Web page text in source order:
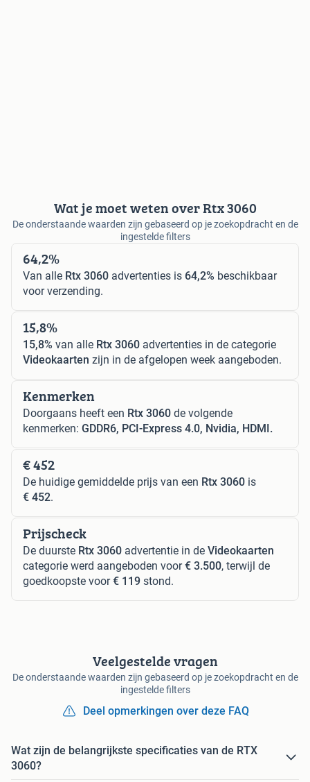
Wat je moet weten over Rtx 3060
De onderstaande waarden zijn gebaseerd op je zoekopdracht en de
ingestelde filters
64,2%
Van alle Rtx 3060 advertenties is 64,2% beschikbaar
voor verzending.
15,8%
15,8% van alle Rtx 3060 advertenties in de categorie
Videokaarten zijn in de afgelopen week aangeboden.
Kenmerken
Doorgaans heeft een Rtx 3060 de volgende
kenmerken: GDDR6, PCI-Express 4.0, Nvidia, HDMI.
€ 452
De huidige gemiddelde prijs van een Rtx 3060 is
€ 452.
Prijscheck
De duurste Rtx 3060 advertentie in de Videokaarten
categorie werd aangeboden voor€ 3.500, terwijl de
goedkoopste voor€ 119 stond.
Veelgestelde vragen
De onderstaande waarden zijn gebaseerd op je zoekopdracht en de
ingestelde filters
Deel opmerkingen over deze FAQ
Wat zijn de belangrijkste specificaties van de RTX
3060?